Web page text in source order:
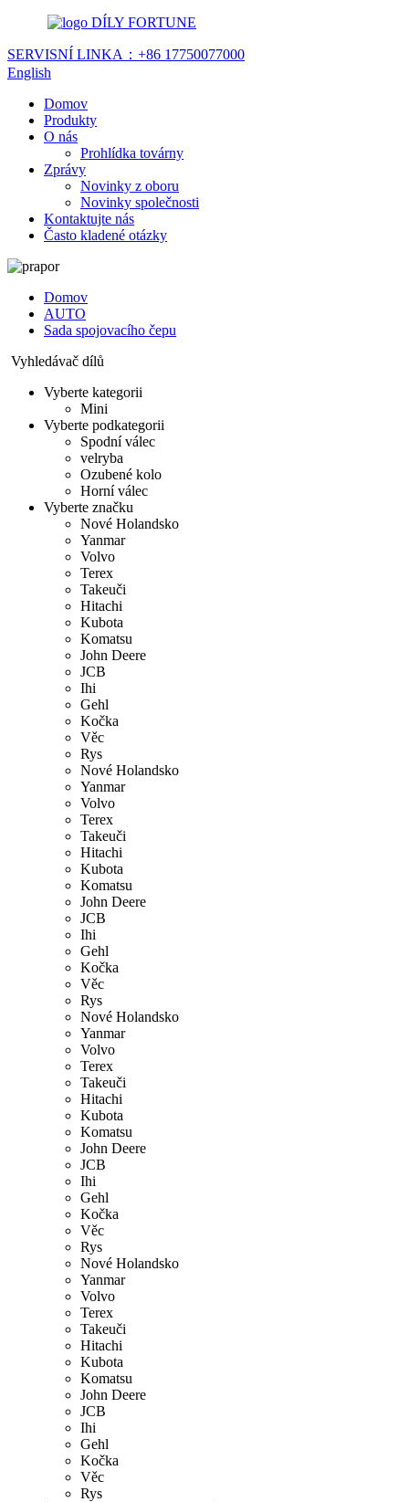
DÍLY FORTUNE
SERVISNÍ LINKA： +86 17750077000
English
Domov
Produkty
O nás
Prohlídka továrny
Zprávy
Novinky z oboru
Novinky společnosti
Kontaktujte nás
Často kladené otázky
Domov
AUTO
Sada spojovacího čepu
Vyhledávač dílů
Vyberte kategorii
Mini
Vyberte podkategorii
Spodní válec
velryba
Ozubené kolo
Horní válec
Vyberte značku
Nové Holandsko
Yanmar
Volvo
Terex
Takeuči
Hitachi
Kubota
Komatsu
John Deere
JCB
Ihi
Gehl
Kočka
Věc
Rys
Nové Holandsko
Yanmar
Volvo
Terex
Takeuči
Hitachi
Kubota
Komatsu
John Deere
JCB
Ihi
Gehl
Kočka
Věc
Rys
Nové Holandsko
Yanmar
Volvo
Terex
Takeuči
Hitachi
Kubota
Komatsu
John Deere
JCB
Ihi
Gehl
Kočka
Věc
Rys
Nové Holandsko
Yanmar
Volvo
Terex
Takeuči
Hitachi
Kubota
Komatsu
John Deere
JCB
Ihi
Gehl
Kočka
Věc
Rys